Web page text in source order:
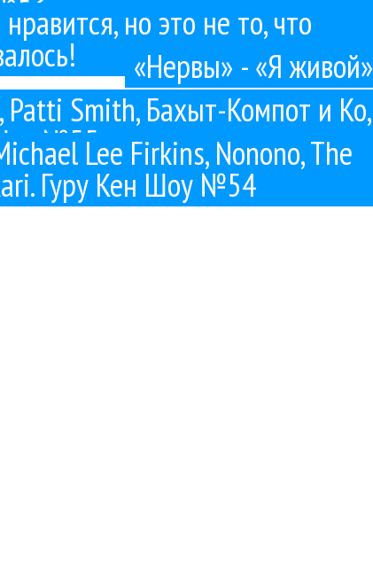
но это не то, что
«Нервы» - «Я живой»
Patti Smith, Бахыт-Компот и Ко,
№55Lee Firkins, Nonono, The
Гуру Кен Шоу №54